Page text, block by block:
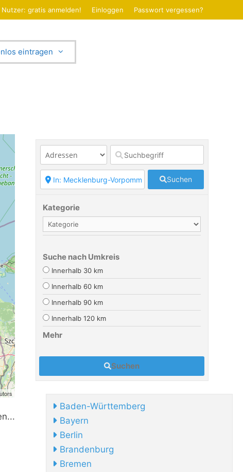
Nutzer: gratis anmelden! Einloggen Passwort vergessen?
eintragen
Suchen
Kategorie
Suche nach Umkreis
Innerhalb 30 km
Innerhalb 60 km
Innerhalb 90 km
Innerhalb 120 km
Mehr
Suchen
Baden-Württemberg
Bayern
Berlin
Brandenburg
Bremen